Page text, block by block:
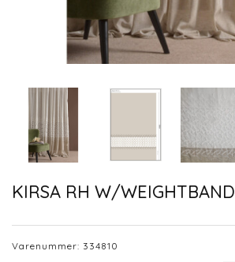
KIRSA RH W/WEIGHTBAND
Varenummer: 334810